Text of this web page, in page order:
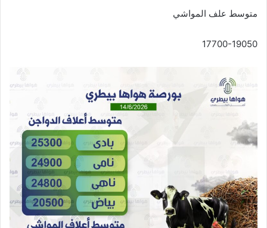
متوسط علف المواشي
17700-19050